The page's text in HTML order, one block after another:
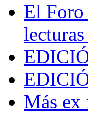
El Foro
Más ex